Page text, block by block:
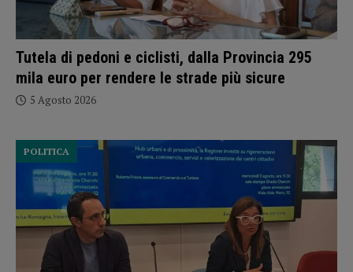
Tutela di pedoni e ciclisti, dalla Provincia 295
mila euro per rendere le strade più sicure
5 Agosto 2026
POLITICA